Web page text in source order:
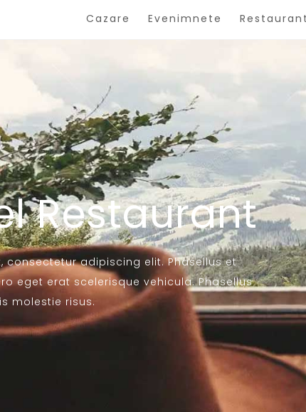
Cazare Evenimnete Restaurant
Restaurant
consectetur adipiscing elit. Phasellus et
eget erat scelerisque vehicula. Phasellus
molestie risus.